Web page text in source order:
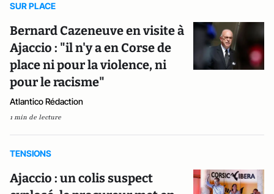
SUR PLACE
Bernard Cazeneuve en visite à
Ajaccio : "il n'y a en Corse de
place ni pour la violence, ni
pour le racisme"
Atlantico Rédaction
1 min de lecture
TENSIONS
Ajaccio : un colis suspect